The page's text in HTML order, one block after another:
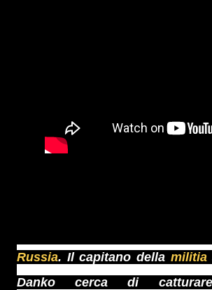
Russia. Il capitano della militia
Danko cerca di